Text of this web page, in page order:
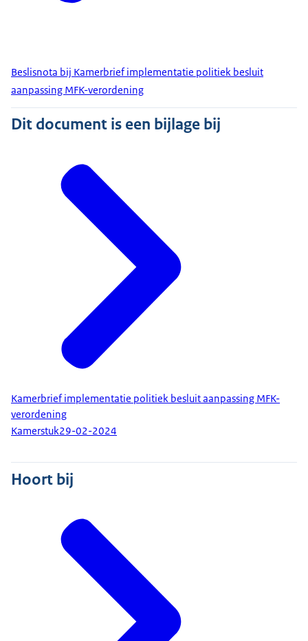
Beslisnota bij Kamerbrief implementatie politiek besluit
aanpassing MFK-verordening
Dit document is een bijlage bij
Kamerbrief implementatie politiek besluit aanpassing MFK-
verordening
Kamerstuk29-02-2024
Hoort bij